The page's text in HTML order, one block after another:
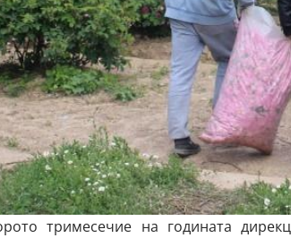
тримесечие на годината